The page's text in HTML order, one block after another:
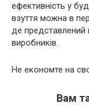
ефективність у
взуття можна в
де представлений
виробників.
Не економте на
Вам